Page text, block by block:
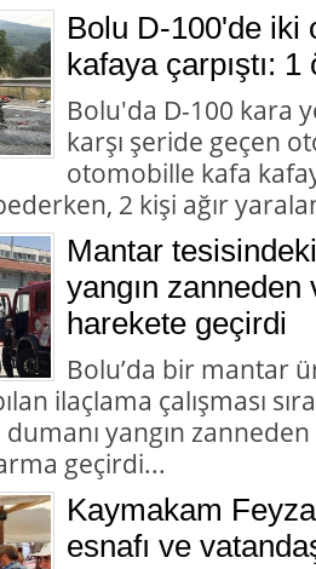
Bolu D-100'de iki
kafaya çarpıştı: 1
Bolu'da D-100 kara
karşı şeride geçen
otomobille kafa
2 kişi ağır
Mantar
yangın
harekete geçirdi
Bolu’da bir mantar
ilaçlama çalışması
yangın
geçirdi...
Kaymakam
esnafı ve